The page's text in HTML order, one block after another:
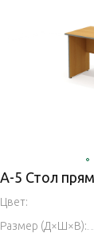
А-5 Стол
Цвет:
Размер (Д×Ш×В):